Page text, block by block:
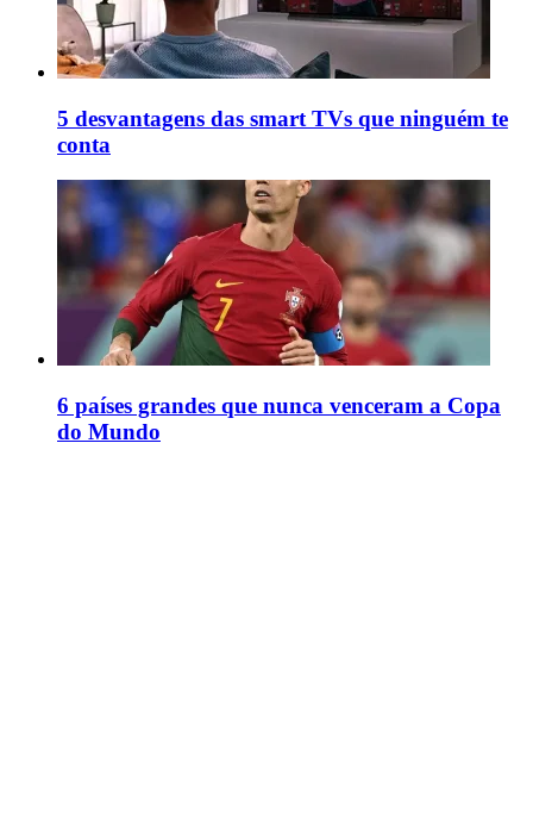
5 desvantagens das smart TVs que ninguém te
conta
6 países grandes que nunca venceram a Copa
do Mundo